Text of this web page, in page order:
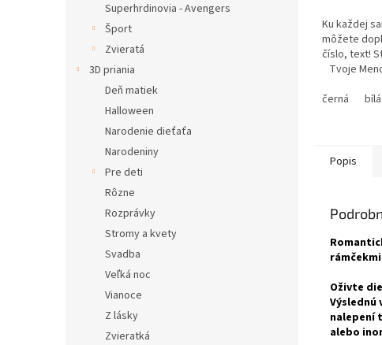
Superhrdinovia - Avengers
Šport
Zvieratá
3D priania
Deň matiek
Halloween
Narodenie dieťaťa
Narodeniny
Pre deti
Rôzne
Rozprávky
Stromy a kvety
Svadba
Veľká noc
Vianoce
Z lásky
Zvieratká
Ku každej
môžete
číslo, text!
Tvoje
černá
bílá
Popis
Oživte
nalepení
alebo